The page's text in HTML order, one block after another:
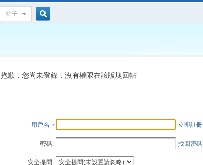
帖子
索
抱歉，您尚未登錄，沒有權限在該版塊回帖
用戶名 立即註冊
密碼: 找回密碼
安全提問: